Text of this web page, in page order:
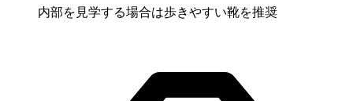
内部を見学する場合は歩きやすい靴を推奨